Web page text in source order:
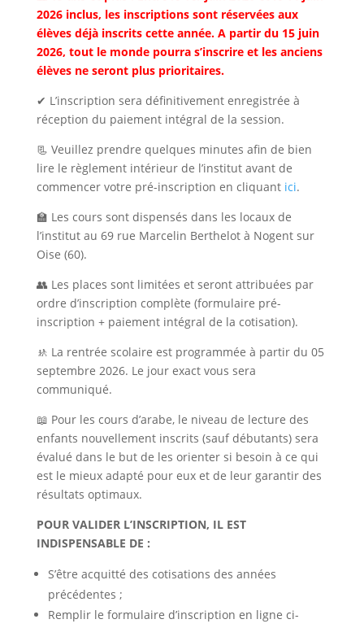
2026 inclus, les inscriptions sont réservées aux
élèves déjà inscrits cette année. A partir du 15 juin
2026, tout le monde pourra s’inscrire et les anciens
élèves ne seront plus prioritaires.
✔ L’inscription sera définitivement enregistrée à
réception du paiement intégral de la session.
📃 Veuillez prendre quelques minutes afin de bien
lire le règlement intérieur de l’institut avant de
commencer votre pré-inscription en cliquant ici.
🏫 Les cours sont dispensés dans les locaux de
l’institut au 69 rue Marcelin Berthelot à Nogent sur
Oise (60).
👥 Les places sont limitées et seront attribuées par
ordre d’inscription complète (formulaire pré-
inscription + paiement intégral de la cotisation).
🚸 La rentrée scolaire est programmée à partir du 05
septembre 2026. Le jour exact vous sera
communiqué.
📖 Pour les cours d’arabe, le niveau de lecture des
enfants nouvellement inscrits (sauf débutants) sera
évalué dans le but de les orienter si besoin à ce qui
est le mieux adapté pour eux et de leur garantir des
résultats optimaux.
POUR VALIDER L’INSCRIPTION, IL EST
INDISPENSABLE DE :
S’être acquitté des cotisations des années
précédentes ;
Remplir le formulaire d’inscription en ligne ci-